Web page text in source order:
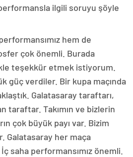
ilgili soruyu şöyle
hem de
çok önemli. Burada
teşekkür etmek istiyorum.
güç verdiler. Bir kupa maçında
Galatasaray taraftarı,
taraftar. Takımın ve bizlerin
çok büyük payı var. Bizim
Galatasaray her maça
saha performansımız önemli.